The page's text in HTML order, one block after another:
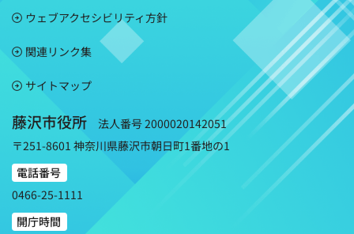
ウェブアクセシビリティ方針
関連リンク集
サイトマップ
藤沢市役所
法人番号 2000020142051
〒251-8601 神奈川県藤沢市朝日町1番地の1
電話番号
0466-25-1111
開庁時間